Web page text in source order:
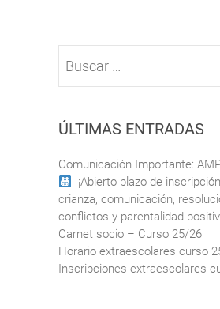
ÚLTIMAS ENTRADAS
Comunicación Importante:
¡Abierto plazo de
crianza, comunicación,
conflictos y parentalidad
Carnet socio – Curso 25/26
Horario extraescolares curso
Inscripciones extraescolares